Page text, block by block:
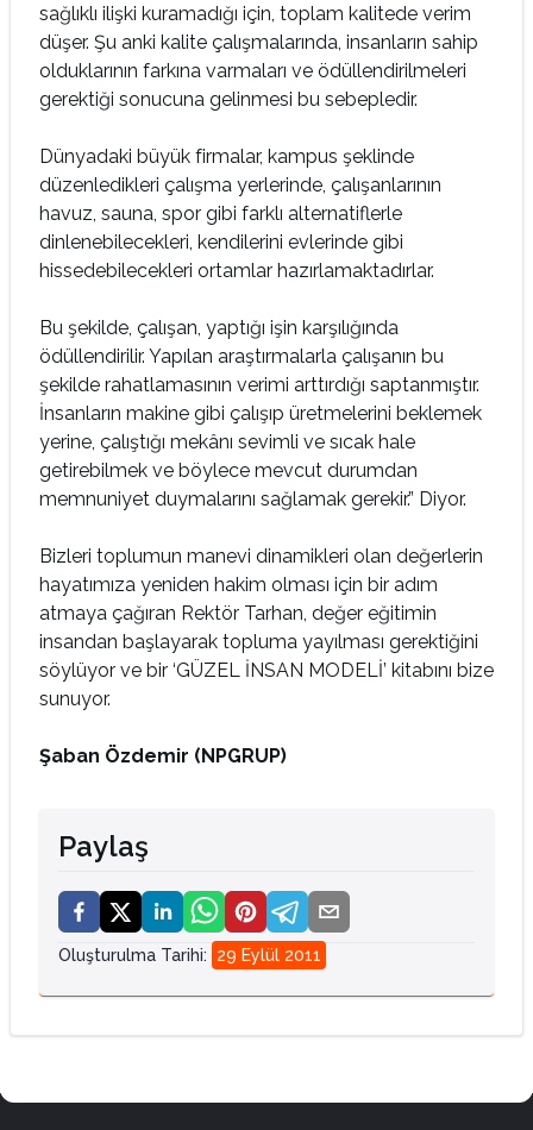
sağlıklı ilişki kuramadığı için, toplam kalitede verim
düşer. Şu anki kalite çalışmalarında, insanların sahip
olduklarının farkına varmaları ve ödüllendirilmeleri
gerektiği sonucuna gelinmesi bu sebepledir.
Dünyadaki büyük firmalar, kampus şeklinde
düzenledikleri çalışma yerlerinde, çalışanlarının
havuz, sauna, spor gibi farklı alternatiflerle
dinlenebilecekleri, kendilerini evlerinde gibi
hissedebilecekleri ortamlar hazırlamaktadırlar.
Bu şekilde, çalışan, yaptığı işin karşılığında
ödüllendirilir. Yapılan araştırmalarla çalışanın bu
şekilde rahatlamasının verimi arttırdığı saptanmıştır.
İnsanların makine gibi çalışıp üretmelerini beklemek
yerine, çalıştığı mekânı sevimli ve sıcak hale
getirebilmek ve böylece mevcut durumdan
memnuniyet duymalarını sağlamak gerekir.” Diyor.
Bizleri toplumun manevi dinamikleri olan değerlerin
hayatımıza yeniden hakim olması için bir adım
atmaya çağıran Rektör Tarhan, değer eğitimin
insandan başlayarak topluma yayılması gerektiğini
söylüyor ve bir ‘GÜZEL İNSAN MODELİ’ kitabını bize
sunuyor.
Şaban Özdemir (NPGRUP)
Paylaş
Oluşturulma Tarihi: 29 Eylül 2011